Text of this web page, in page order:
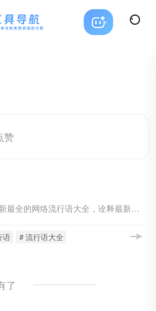
赞
语 # 流行语大全
了